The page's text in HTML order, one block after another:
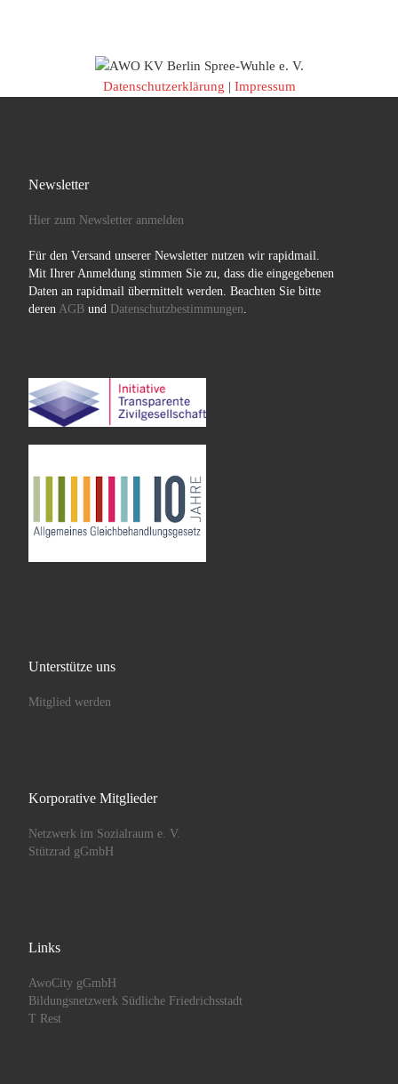
Datenschutzerklärung | Impressum
Newsletter
Hier zum Newsletter anmelden
Für den Versand unserer Newsletter nutzen wir rapidmail.
Mit Ihrer Anmeldung stimmen Sie zu, dass die eingegebenen
Daten an rapidmail übermittelt werden. Beachten Sie bitte
deren AGBund Datenschutzbestimmungen
Unterstütze uns
Mitglied werden
Korporative Mitglieder
Netzwerk im Sozialraum e. V.
Stützrad gGmbH
Links
AwoCity gGmbH
Bildungsnetzwerk Südliche Friedrichsstadt
T Rest